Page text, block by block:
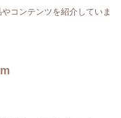
コンテンツを紹介していま